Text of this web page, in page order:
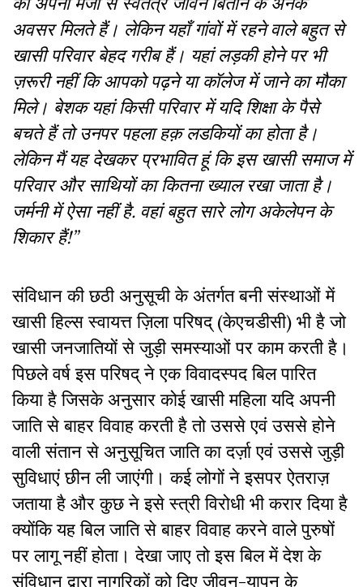
अवसर मिलते हैं। लेकिन यहाँ गांवों में रहने वाले बहुत से
खासी परिवार बेहद गरीब हैं। यहां लड़की होने पर भी
ज़रूरी नहीं कि आपको पढ़ने या कॉलेज में जाने का मौका
मिले। बेशक यहां किसी परिवार में यदि शिक्षा के पैसे
बचते हैं तो उनपर पहला हक़ लडकियों का होता है।
लेकिन मैं यह देखकर प्रभावित हूं कि इस खासी समाज में
परिवार और साथियों का कितना ख्याल रखा जाता है।
जर्मनी में ऐसा नहीं है. वहां बहुत सारे लोग अकेलेपन के
शिकार हैं!”
संविधान की छठी अनुसूची के अंतर्गत बनी संस्थाओं में
खासी हिल्स स्वायत्त ज़िला परिषद् (केएचडीसी) भी है जो
खासी जनजातियों से जुड़ी समस्याओं पर काम करती है।
पिछले वर्ष इस परिषद् ने एक विवादस्पद बिल पारित
किया है जिसके अनुसार कोई खासी महिला यदि अपनी
जाति से बाहर विवाह करती है तो उससे एवं उससे होने
वाली संतान से अनुसूचित जाति का दर्ज़ा एवं उससे जुड़ी
सुविधाएं छीन ली जाएंगी। कई लोगों ने इसपर ऐतराज़
जताया है और कुछ ने इसे स्त्री विरोधी भी करार दिया है
क्योंकि यह बिल जाति से बाहर विवाह करने वाले पुरुषों
पर लागू नहीं होता। देखा जाए तो इस बिल में देश के
संविधान द्वारा नागरिकों को दिए जीवन-यापन के